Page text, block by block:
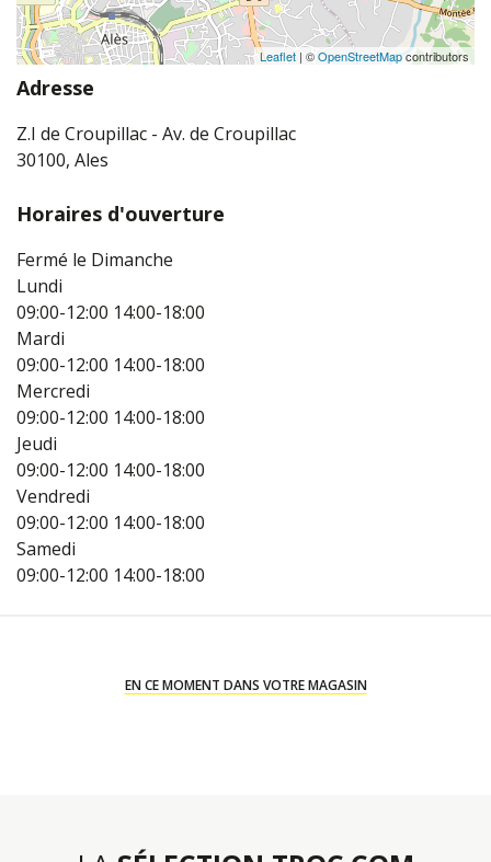
Leaflet | ©OpenStreetMapcontributors
Adresse
Z.I de Croupillac - Av. de Croupillac
30100, Ales
Horaires d'ouverture
Fermé le Dimanche
Lundi
09:00-12:00 14:00-18:00
Mardi
09:00-12:00 14:00-18:00
Mercredi
09:00-12:00 14:00-18:00
Jeudi
09:00-12:00 14:00-18:00
Vendredi
09:00-12:00 14:00-18:00
Samedi
09:00-12:00 14:00-18:00
EN CE MOMENT DANS VOTRE MAGASIN